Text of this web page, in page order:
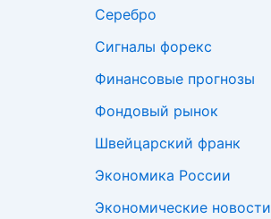
Серебро
Сигналы форекс
Финансовые прогнозы
Фондовый рынок
Швейцарский франк
Экономика России
Экономические новости